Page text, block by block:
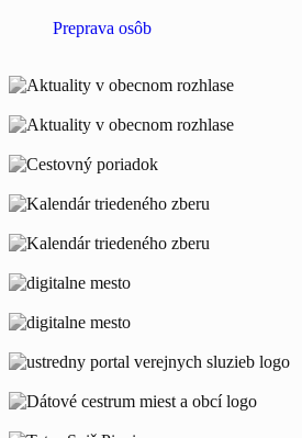
Preprava osôb